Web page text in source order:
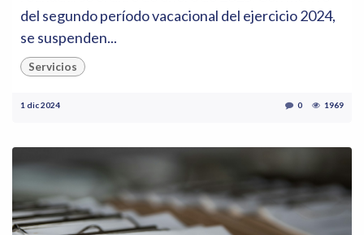
del segundo período vacacional del ejercicio 2024,
se suspenden...
Servicios
1 dic 2024 0 1969